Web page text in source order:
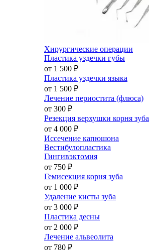
Хирургические операции
Пластика уздечки губы
от 1 500 ₽
Пластика уздечки языка
от 1 500 ₽
Лечение периостита (флюса)
от 300 ₽
Резекция верхушки корня зуба
от 4 000 ₽
Иссечение капюшона
Вестибулопластика
Гингивэктомия
от 750 ₽
Гемисекция корня зуба
от 1 000 ₽
Удаление кисты зуба
от 3 000 ₽
Пластика десны
от 2 000 ₽
Лечение альвеолита
от 780 ₽